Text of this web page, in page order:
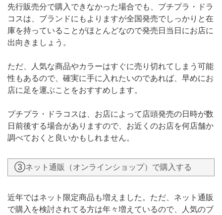
先行販売分で購入できなかった場合でも、プチプラ・ドラ
コスは、ブランドにもよりますが全国発売でしっかりと在
庫を持っていることがほとんどなので発売日当日にお店に
出向きましょう。
ただ、人気な商品やカラーはすぐに売り切れてしまう可能
性もあるので、確実に手に入れたいのであれば、早めにお
店に足を運ぶことをおすすめします。
プチプラ・ドラコスは、お店によって店頭発売の日時が数
日前後する場合がありますので、お近くのお店を何店舗か
調べておくと良いかもしれません。
③ネット通販（オンラインショップ）で購入する
近年ではネット限定商品も増えました。ただ、ネット通販
で購入を検討されてる方は年々増えているので、人気のブ